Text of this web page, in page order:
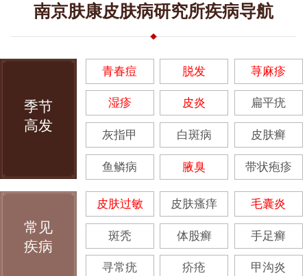
南京肤康皮肤病研究所疾病导航
季节
高发
青春痘 脱发 荨麻疹
湿疹 皮炎 扁平疣
灰指甲 白斑病 皮肤癣
鱼鳞病 腋臭 带状疱疹
常见
疾病
皮肤过敏 皮肤瘙痒 毛囊炎
斑秃 体股癣 手足癣
寻常疣 疥疮 甲沟炎